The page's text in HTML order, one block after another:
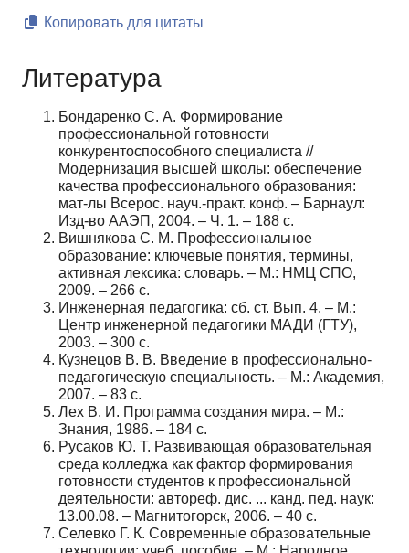
Копировать для цитаты
Литература
Бондаренко С. А. Формирование
профессиональной готовности
конкурентоспособного специалиста //
Модернизация высшей школы: обеспечение
качества профессионального образования:
мат-лы Всерос. науч.-практ. конф. – Барнаул:
Изд-во ААЭП, 2004. – Ч. 1. – 188 с.
Вишнякова С. М. Профессиональное
образование: ключевые понятия, термины,
активная лексика: словарь. – М.: НМЦ СПО,
2009. – 266 с.
Инженерная педагогика: сб. ст. Вып. 4. – М.:
Центр инженерной педагогики МАДИ (ГТУ),
2003. – 300 с.
Кузнецов В. В. Введение в профессионально-
педагогическую специальность. – М.: Академия,
2007. – 83 с.
Лех В. И. Программа создания мира. – М.:
Знания, 1986. – 184 с.
Русаков Ю. Т. Развивающая образовательная
среда колледжа как фактор формирования
готовности студентов к профессиональной
деятельности: автореф. дис. ... канд. пед. наук:
13.00.08. – Магнитогорск, 2006. – 40 с.
Селевко Г. К. Современные образовательные